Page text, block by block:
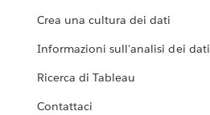
Crea una cultura dei dati
Informazioni sull'analisi dei dati
Ricerca di Tableau
Contattaci